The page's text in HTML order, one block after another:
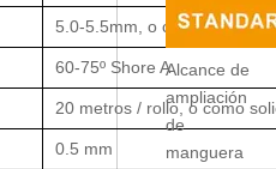
5.0-5.5mm, o como solicitud
60-75º Shore A
20 metros / rollo, o como
0.5 mm
Alcance de
ampliación
de
manguera